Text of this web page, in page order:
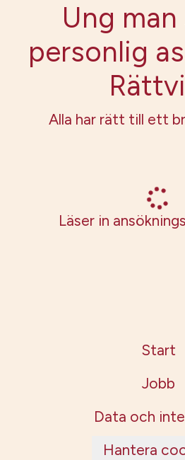
Ung
personlig
Alla har rätt till ett
Läser in
Start
Jobb
Data och
Hantera